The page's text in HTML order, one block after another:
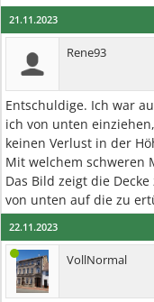
21.11.2023
Rene93
Entschuldige. Ich war
ich von unten
keinen Verlust in der
Mit welchem schweren
Das Bild zeigt die
von unten auf die zu
22.11.2023
VollNormal